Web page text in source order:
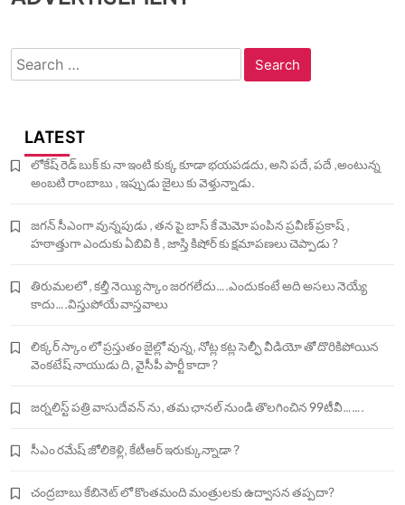
Search
for:
LATEST
లోకేష్ రెడ్ బుక్ కు నా ఇంటి కుక్క కూడా భయపడదు, అని పదే, పదే ,అంటున్న
అంబటి రాంబాబు , ఇప్పుడు జైలు కు వెళ్తున్నాడు.
జగన్ సీఎంగా వున్నపుడు , తన పై బాస్ కే మెమో పంపిన ప్రవీణ్ ప్రకాష్ ,
హఠాత్తుగా ఎందుకు ఏబివి కి , జాస్తి కిషోర్ కు క్షమాపణలు చెప్పాడు ?
తిరుమలలో , కల్తీ నెయ్యి స్కాం జరగలేదు….ఎందుకంటే అది అసలు నెయ్యే
కాదు….విస్తుపోయే వాస్తవాలు
లిక్కర్ స్కాం లో ప్రస్తుతం జైల్లో వున్న, నోట్ల కట్ల సెల్ఫీ వీడియో తో దొరికిపోయిన
వెంకటేష్ నాయుడు ది, వైసీపీ పార్టీ కాదా ?
జర్నలిస్ట్ పత్రి వాసుదేవన్ ను, తమ ఛానల్ నుండి తొలగించిన 99టీవీ…….
సీఎం రమేష్ జోలికెళ్లి, కేటీఆర్ ఇరుక్కున్నాడా ?
చంద్రబాబు కేబినెట్ లో కొంతమంది మంత్రులకు ఉద్వాసన తప్పదా?